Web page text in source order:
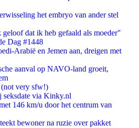
het embryo van ander stel
dat ik heb gefaald als moeder"
Dag #1448
Arabië en Jemen aan, dreigen met
aanval op NAVO-land groeit,
very sfw!)
seksdate via Kinky.nl
146 km/u door het centrum van
bewoner na ruzie over pakket